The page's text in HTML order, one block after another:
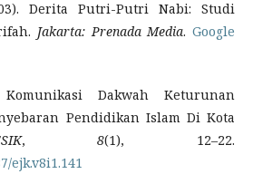
Derita Putri-Putri Nabi: Studi
Jakarta: Prenada Media.Google
Dakwah Keturunan
Pendidikan Islam Di Kota
,8(1), 12–22.
ejk.v8i1.141